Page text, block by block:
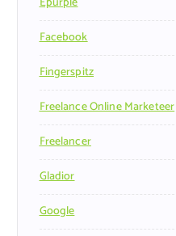
Facebook
Fingerspitz
Freelance Online Marketeer
Freelancer
Gladior
Google